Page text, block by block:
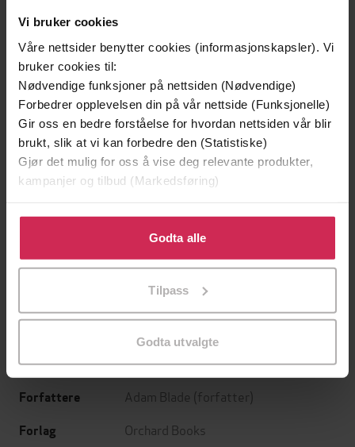
Vi bruker cookies
Våre nettsider benytter cookies (informasjonskapsler). Vi
bruker cookies til:
Nødvendige funksjoner på nettsiden (Nødvendige)
Forbedrer opplevelsen din på vår nettside (Funksjonelle)
Gir oss en bedre forståelse for hvordan nettsiden vår blir
brukt, slik at vi kan forbedre den (Statistiske)
Gjør det mulig for oss å vise deg relevante produkter,
kampanjer og tilbud (Markedsføring)
Klikk på «Godta alle» for å gi oss ditt samtykke til å
bruke cookies for alle disse formålene. Du kan også
tilpasse ditt samtykke til spesifikke formål ved å klikke
Godta alle
Tilpass
Godta utvalgte
129,-
Jo Nesbø
129,-
Jørn Lier Horst
Undertittel Series 23 Book 3
Forfattere Adam Blade (forfatter)
Forlag Orchard Books